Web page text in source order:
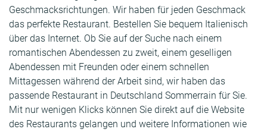
Geschmacksrichtungen. Wir haben für jeden Geschmack
das perfekte Restaurant. Bestellen Sie bequem Italienisch
über das Internet. Ob Sie auf der Suche nach einem
romantischen Abendessen zu zweit, einem geselligen
Abendessen mit Freunden oder einem schnellen
Mittagessen während der Arbeit sind, wir haben das
passende Restaurant in Deutschland Sommerrain für Sie.
Mit nur wenigen Klicks können Sie direkt auf die Website
des Restaurants gelangen und weitere Informationen wie